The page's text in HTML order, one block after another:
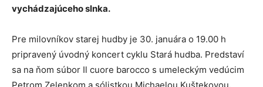
vychádzajúceho slnka.
Pre milovníkov starej hudby je 30. januára o 19.00 h
pripravený úvodný koncert cyklu Stará hudba. Predstaví
sa na ňom súbor Il cuore barocco s umeleckým vedúcim